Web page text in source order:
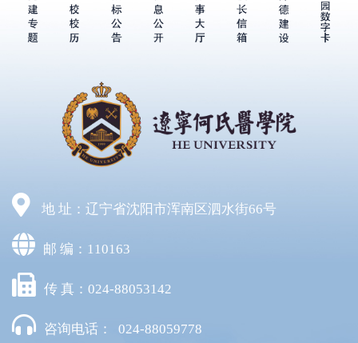
地 址：辽宁省沈阳市浑南区泗水街66号
邮 编：110163
传 真：024-88053142
咨询电话： 024-88059778